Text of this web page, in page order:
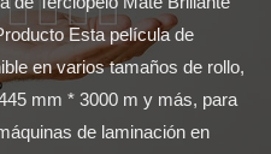
Esta película de
en varios tamaños de rollo,
mm * 3000 m y más, para
de laminación en